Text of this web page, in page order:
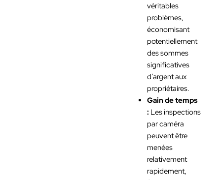
véritables
problèmes,
économisant
potentiellement
des sommes
significatives
d’argent aux
propriétaires.
Gain de temps
: Les inspections
par caméra
peuvent être
menées
relativement
rapidement,